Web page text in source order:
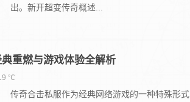
出。新开超变传奇概述...
重燃与游戏体验全解析
℃
传奇合击私服作为经典网络游戏的一种特殊形